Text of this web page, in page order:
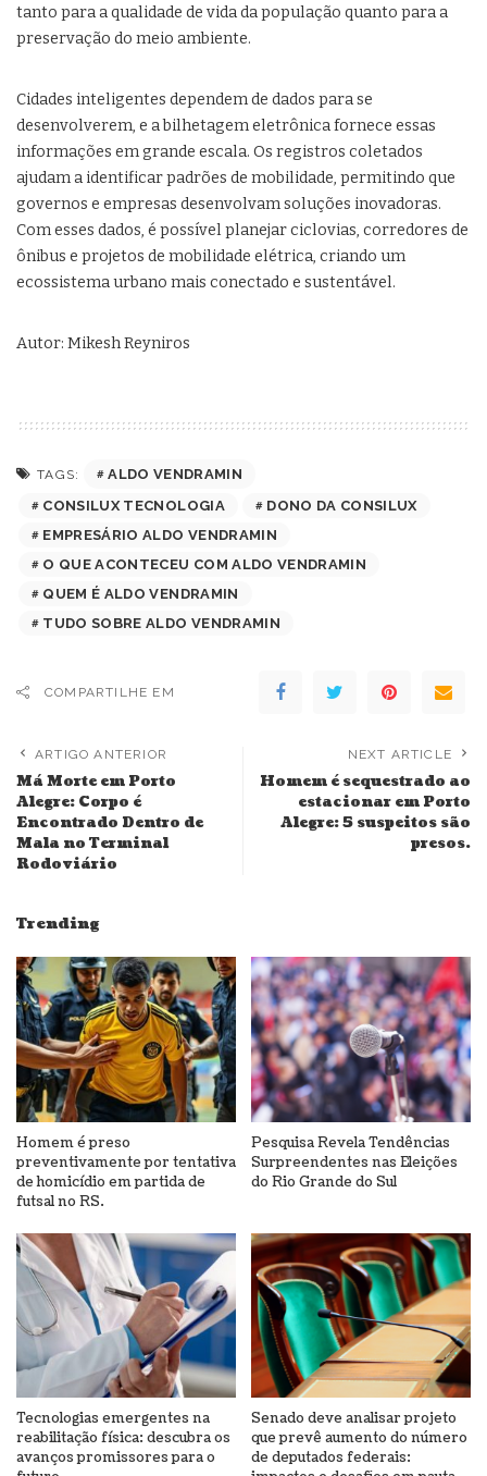
tanto para a qualidade de vida da população quanto para a
preservação do meio ambiente.
Cidades inteligentes dependem de dados para se
desenvolverem, e a bilhetagem eletrônica fornece essas
informações em grande escala. Os registros coletados
ajudam a identificar padrões de mobilidade, permitindo que
governos e empresas desenvolvam soluções inovadoras.
Com esses dados, é possível planejar ciclovias, corredores de
ônibus e projetos de mobilidade elétrica, criando um
ecossistema urbano mais conectado e sustentável.
Autor: Mikesh Reyniros
TAGS:
ALDO VENDRAMIN
CONSILUX TECNOLOGIA
DONO DA CONSILUX
EMPRESÁRIO ALDO VENDRAMIN
O QUE ACONTECEU COM ALDO VENDRAMIN
QUEM É ALDO VENDRAMIN
TUDO SOBRE ALDO VENDRAMIN
COMPARTILHE EM
ARTIGO ANTERIOR
Má Morte em Porto
Alegre: Corpo é
Encontrado Dentro de
Mala no Terminal
Rodoviário
NEXT ARTICLE
Homem é sequestrado ao
estacionar em Porto
Alegre: 5 suspeitos são
presos.
Trending
Homem é preso
preventivamente por tentativa
de homicídio em partida de
futsal no RS.
Pesquisa Revela Tendências
Surpreendentes nas Eleições
do Rio Grande do Sul
Tecnologias emergentes na
reabilitação física: descubra os
avanços promissores para o
Senado deve analisar projeto
que prevê aumento do número
de deputados federais: